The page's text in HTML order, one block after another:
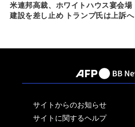
米連邦高裁、ホワイトハウス宴会場
建設を差し止め トランプ氏は上訴へ
サイトからのお知らせ
サイトに関するヘルプ